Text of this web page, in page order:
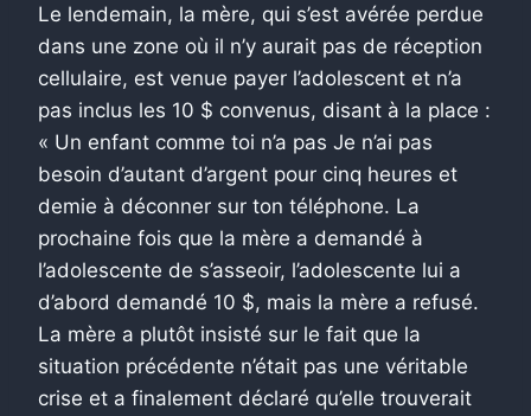
Le lendemain, la mère, qui s’est avérée perdue
dans une zone où il n’y aurait pas de réception
cellulaire, est venue payer l’adolescent et n’a
pas inclus les 10 $ convenus, disant à la place :
« Un enfant comme toi n’a pas Je n’ai pas
besoin d’autant d’argent pour cinq heures et
demie à déconner sur ton téléphone. La
prochaine fois que la mère a demandé à
l’adolescente de s’asseoir, l’adolescente lui a
d’abord demandé 10 $, mais la mère a refusé.
La mère a plutôt insisté sur le fait que la
situation précédente n’était pas une véritable
crise et a finalement déclaré qu’elle trouverait